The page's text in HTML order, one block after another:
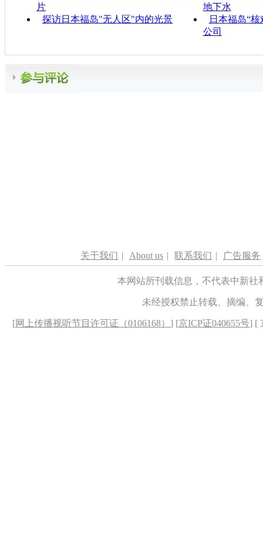
片
地下水
探访日本福岛"无人区"内的光景
日本福岛“
公司
关于我们 | About us | 联系我们 | 广告服务
本网站所刊载信息，不代表中新
未经授权禁止转载、摘编、
[网上传播视听节目许可证（0106168） ] [京ICP证040655号] [